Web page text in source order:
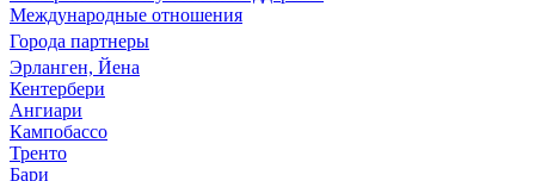
Международные отношения
Города партнеры
Эрланген, Йена
Кентербери
Ангиари
Кампобассо
Тренто
Бари